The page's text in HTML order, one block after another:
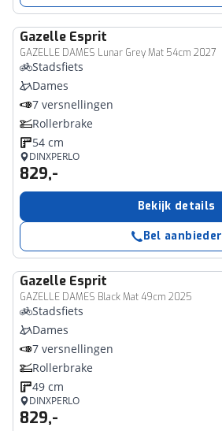
Gazelle Esprit
GAZELLE DAMES Lunar Grey Mat 54cm 2027
Stadsfiets
Dames
7 versnellingen
Rollerbrake
54 cm
DINXPERLO
829,-
Bekijk details
Bel aanbieder
Gazelle Esprit
GAZELLE DAMES Black Mat 49cm 2025
Stadsfiets
Dames
7 versnellingen
Rollerbrake
49 cm
DINXPERLO
829,-